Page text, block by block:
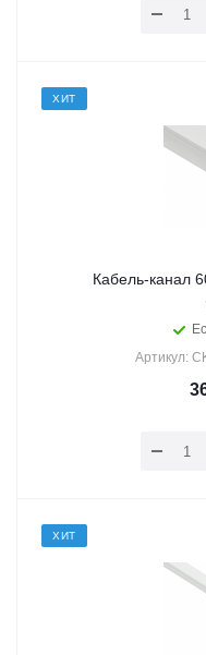
ХИТ
Кабель-канал
Артикул:
ХИТ